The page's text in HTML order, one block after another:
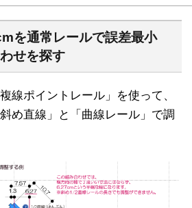
を通常レールで誤差最小
せを探す
線ポイントレール」を使って、
め直線」と「曲線レール」で調